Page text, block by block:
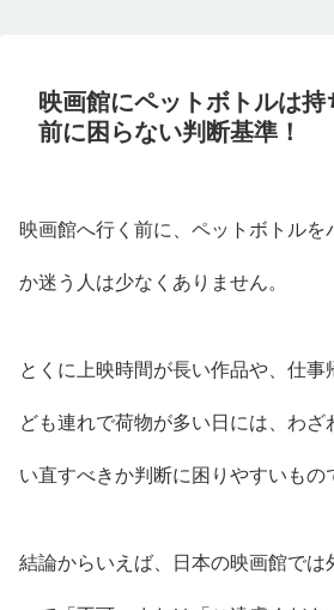
映画館にペットボトルは
前に困らない判断基準！
映画館へ行く前に、ペットボトルを
か迷う人は少なくありません。
とくに上映時間が長い作品や、仕事
ども連れで荷物が多い日には、わざ
い直すべきか判断に困りやすいもの
結論からいえば、日本の映画館では